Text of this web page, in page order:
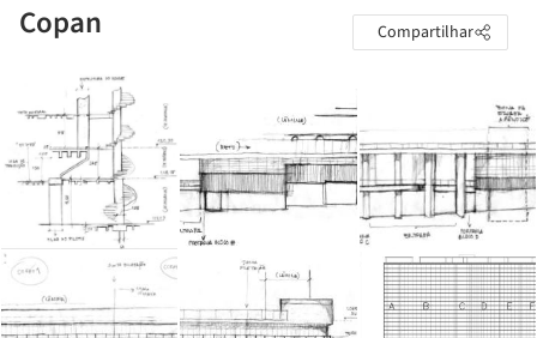
Copan Compartilhar